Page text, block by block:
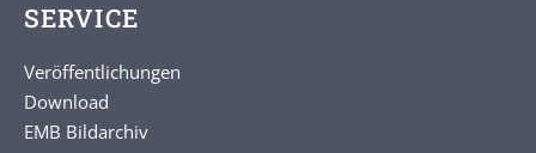
SERVICE
Veröffentlichungen
Download
EMB Bildarchiv